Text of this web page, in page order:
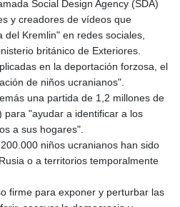
Social Design Agency (SDA)
y creadores de vídeos que
Kremlin" en redes sociales,
británico de Exteriores.
en la deportación forzosa, el
de niños ucranianos".
una partida de 1,2 millones de
para "ayudar a identificar a los
a sus hogares".
niños ucranianos han sido
o a territorios temporalmente
firme para exponer y perturbar las